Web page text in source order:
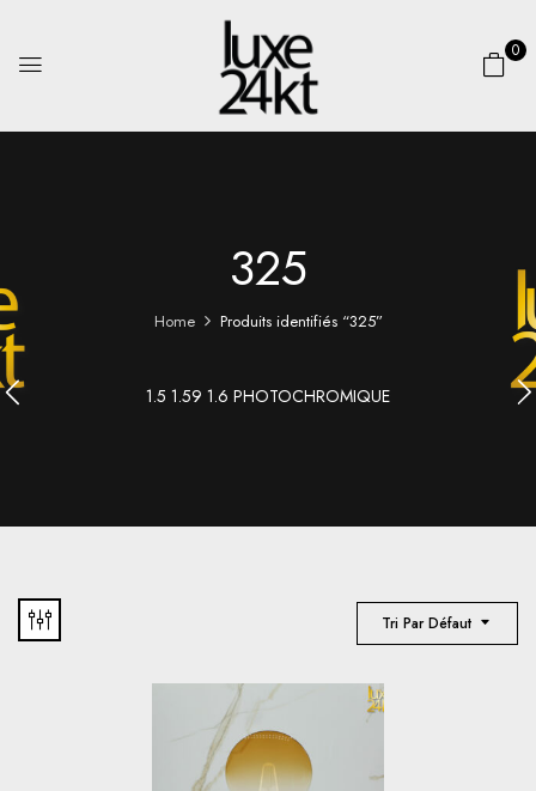
0
325
Home Produits identifiés “325”
1.5 1.59 1.6 PHOTOCHROMIQUE
Tri Par Défaut